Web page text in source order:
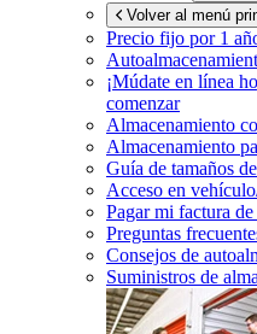
Volver al menú
Precio fijo por 1
¡Múdate en línea
comenzar
Almacenamiento
Almacenamiento
Guía de tamaños
Acceso en
Pagar mi factura
Preguntas
Consejos de
Suministros de